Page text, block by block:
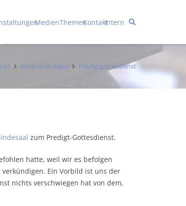
MedienThemenKontaktIntern
Veranstaltungen Predigtgottesdienst
zum Predigt-Gottesdienst.
hatte, weil wir es befolgen
Ein Vorbild ist uns der
nichts verschwiegen hat von dem,